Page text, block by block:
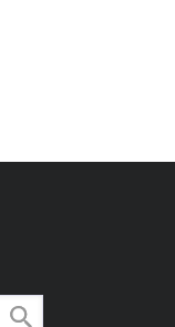
с 09:00 до 21:00;
1
пт с 09:00 до 20:00; сб с